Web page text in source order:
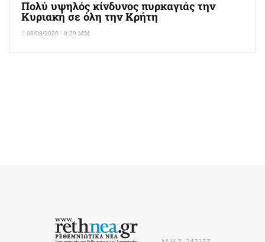
Πολύ υψηλός κίνδυνος πυρκαγιάς την
Κυριακή σε όλη την Κρήτη
08/08/2026 - 8:29 ΜΜ